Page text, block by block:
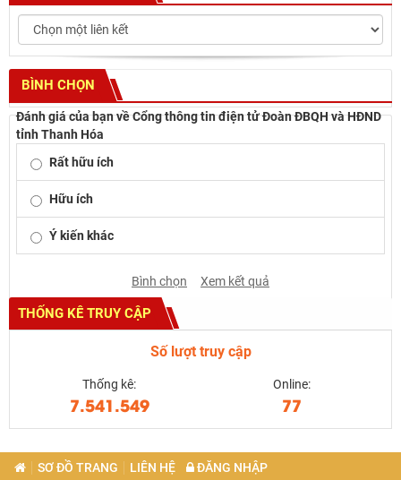
BÌNH CHỌN
Đánh giá của bạn về Cổng thông tin điện tử Đoàn ĐBQH và HĐND
tỉnh Thanh Hóa
Rất hữu ích
Hữu ích
Ý kiến khác
Bình chọn Xem kết quả
THỐNG KÊ TRUY CẬP
Số lượt truy cập
Thống kê:
7.541.549
Online:
77
SƠ ĐỒ TRANG LIÊN HỆ ĐĂNG NHẬP